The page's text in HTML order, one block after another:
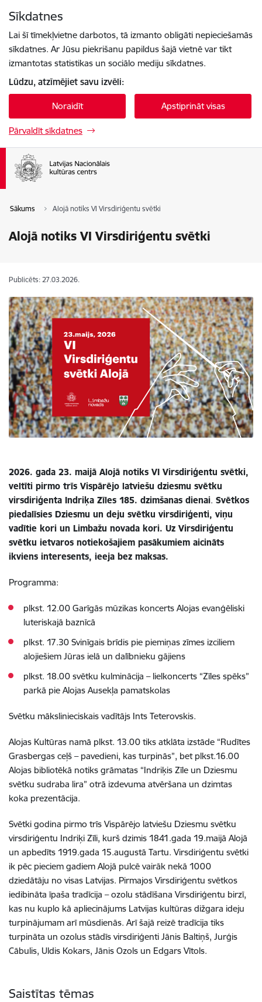
Sīkdatnes
Lai šī tīmekļvietne darbotos, tā izmanto obligāti nepieciešamās
sīkdatnes. Ar Jūsu piekrišanu papildus šajā vietnē var tikt
izmantotas statistikas un sociālo mediju sīkdatnes.
Lūdzu, atzīmējiet savu izvēli:
Noraidīt Apstiprināt visas
Pārvaldīt sīkdatnes
Sākums Alojā notiks VI Virsdiriģentu svētki
Alojā notiks VI Virsdiriģentu svētki
Publicēts: 27.03.2026.
2026. gada 23. maijā Alojā notiks VI Virsdiriģentu svētki,
veltīti pirmo trīs Vispārējo latviešu dziesmu svētku
virsdiriģenta Indriķa Zīles 185. dzimšanas dienai. Svētkos
piedalīsies Dziesmu un deju svētku virsdiriģenti, viņu
vadītie kori un Limbažu novada kori. Uz Virsdiriģentu
svētku ietvaros notiekošajiem pasākumiem aicināts
ikviens interesents, ieeja bez maksas.
Programma:
plkst. 12.00 Garīgās mūzikas koncerts Alojas evanģēliski
luteriskajā baznīcā
plkst. 17.30 Svinīgais brīdis pie piemiņas zīmes izciliem
alojiešiem Jūras ielā un dalībnieku gājiens
plkst. 18.00 svētku kulminācija – lielkoncerts “Zīles spēks”
parkā pie Alojas Ausekļa pamatskolas
Svētku mākslinieciskais vadītājs Ints Teterovskis.
Alojas Kultūras namā plkst. 13.00 tiks atklāta izstāde “Rudītes
Grasbergas ceļš – pavedieni, kas turpinās”, bet plkst.16.00
Alojas bibliotēkā notiks grāmatas “Indriķis Zīle un Dziesmu
svētku sudraba lira” otrā izdevuma atvēršana un dzimtas
koka prezentācija.
Svētki godina pirmo trīs Vispārējo latviešu Dziesmu svētku
virsdiriģentu Indriķi Zīli, kurš dzimis 1841.gada 19.maijā Alojā
un apbedīts 1919.gada 15.augustā Tartu. Virsdiriģentu svētki
ik pēc pieciem gadiem Alojā pulcē vairāk nekā 1000
dziedātāju no visas Latvijas. Pirmajos Virsdiriģentu svētkos
iedibināta īpaša tradīcija – ozolu stādīšana Virsdiriģentu birzī,
kas nu kuplo kā apliecinājums Latvijas kultūras dižgara ideju
turpinājumam arī mūsdienās. Arī šajā reizē tradīcija tiks
turpināta un ozolus stādīs virsdiriģenti Jānis Baltiņš, Jurģis
Cābulis, Uldis Kokars, Jānis Ozols un Edgars Vītols.
Saistītas tēmas